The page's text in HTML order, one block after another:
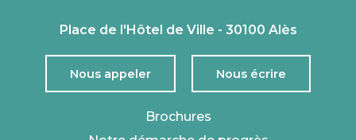
Place de l'Hôtel de Ville - 30100 Alès
Nous appeler Nous écrire
Brochures